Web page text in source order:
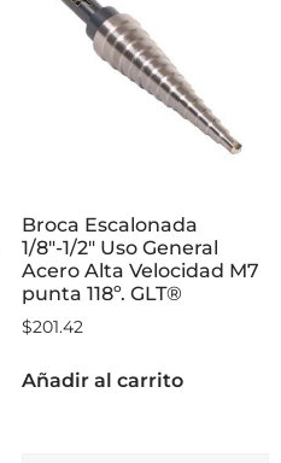
Broca Escalonada
1/8″-1/2″ Uso General
Acero Alta Velocidad M7
punta 118º. GLT®
$201.42
Añadir al carrito